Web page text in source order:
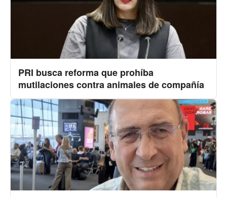
PRI busca reforma que prohíba
mutilaciones contra animales de compañía